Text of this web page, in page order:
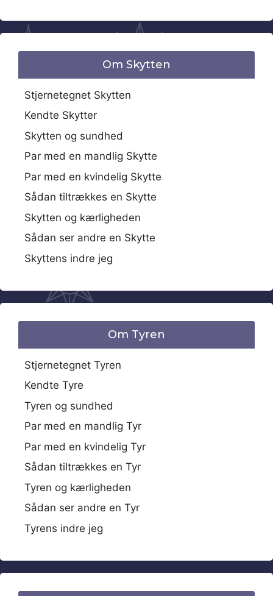
Om Skytten
Stjernetegnet Skytten
Kendte Skytter
Skytten og sundhed
Par med en mandlig Skytte
Par med en kvindelig Skytte
Sådan tiltrækkes en Skytte
Skytten og kærligheden
Sådan ser andre en Skytte
Skyttens indre jeg
Om Tyren
Stjernetegnet Tyren
Kendte Tyre
Tyren og sundhed
Par med en mandlig Tyr
Par med en kvindelig Tyr
Sådan tiltrækkes en Tyr
Tyren og kærligheden
Sådan ser andre en Tyr
Tyrens indre jeg